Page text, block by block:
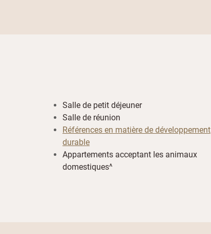
Salle de petit déjeuner
Salle de réunion
Références en matière de développement
durable
Appartements acceptant les animaux
domestiques^